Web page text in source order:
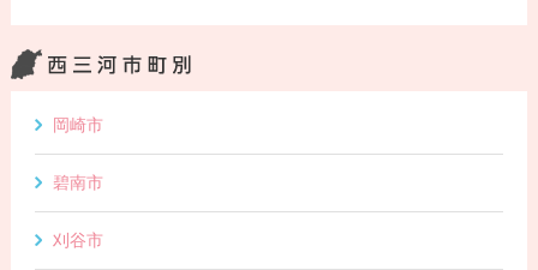
岡崎市
碧南市
刈谷市